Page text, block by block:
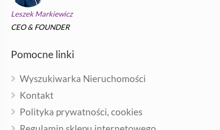
Leszek Markiewicz
CEO & FOUNDER
Pomocne linki
Wyszukiwarka Nieruchomości
Kontakt
Polityka prywatności, cookies